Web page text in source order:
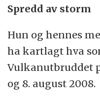
Spredd av storm
Hun og hennes
ha kartlagt hva
Vulkanutbruddet
og 8. august 2008.